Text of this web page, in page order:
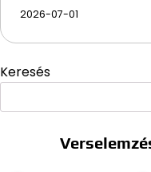
2026-07-01
Keresés